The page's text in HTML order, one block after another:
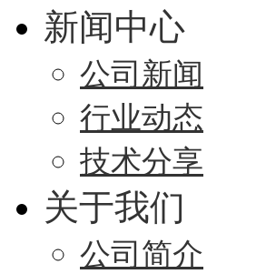
新闻中心
公司新闻
行业动态
技术分享
关于我们
公司简介